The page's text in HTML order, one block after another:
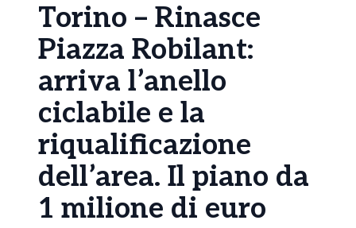
Torino – Rinasce
Piazza Robilant:
arriva l’anello
ciclabile e la
riqualificazione
dell’area. Il piano da
1 milione di euro